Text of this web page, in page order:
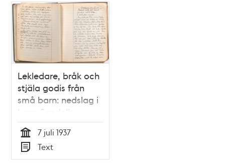
Lekledare, bråk och
stjäla godis från
små barn: nedslag i
Lena Sandells
dagboksanteckningar
från Parkleken i
Björns trädgård
sommaren 1937
Tid
7 juli 1937
Typ
Text